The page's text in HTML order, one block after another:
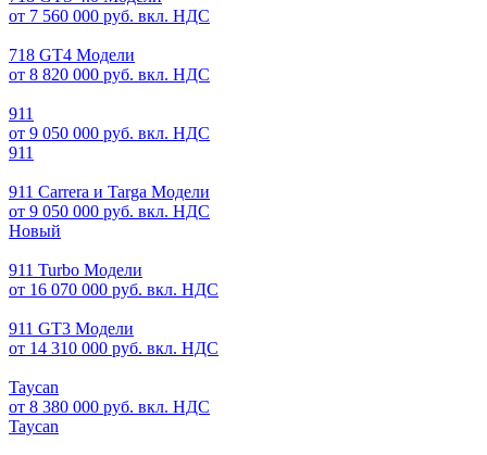
от 7 560 000 руб. вкл. НДС
718 GT4 Модели
от 8 820 000 руб. вкл. НДС
911
от 9 050 000 руб. вкл. НДС
911
911 Carrera и Targa Модели
от 9 050 000 руб. вкл. НДС
Новый
911 Turbo Модели
от 16 070 000 руб. вкл. НДС
911 GT3 Модели
от 14 310 000 руб. вкл. НДС
Taycan
от 8 380 000 руб. вкл. НДС
Taycan